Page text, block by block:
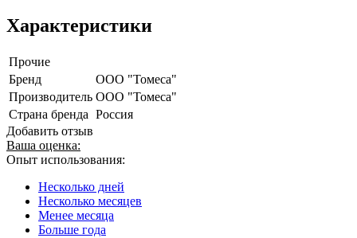
Характеристики
Прочие
Бренд
ООО "Томеса"
Производитель ООО "Томеса"
Страна бренда Россия
Добавить отзыв
Ваша оценка:
Опыт использования:
Несколько дней
Несколько месяцев
Менее месяца
Больше года